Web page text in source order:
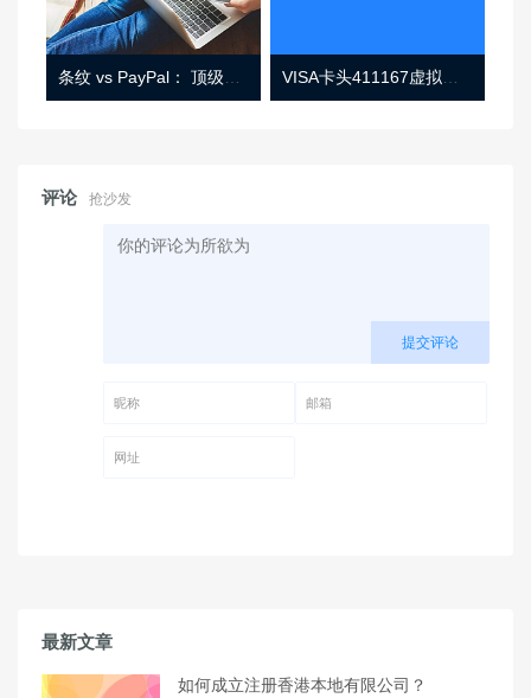
条纹 vs PayPal： 顶级功能， 定价 （和更多！ VISA卡头411167虚拟卡基础信息
评论 抢沙发
提交评论
最新文章
如何成立注册香港本地有限公司？